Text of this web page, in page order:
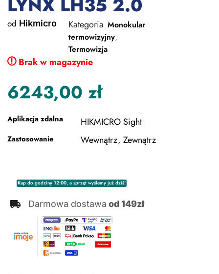
od Hikmicro Kategoria Monokular
termowizyjny,
Termowizja
Brak w magazynie
6243,00 zł
Aplikacja zdalna HIKMICRO Sight
Zastosowanie Wewnątrz, Zewnątrz
Kup do godziny 12:00, a sprzęt wyślemy już dziś!
Darmowa dostawa od 149zł